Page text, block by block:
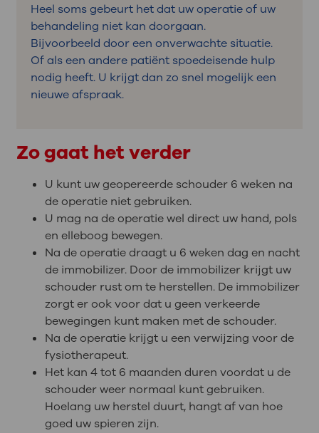
Heel soms gebeurt het dat uw operatie of uw
behandeling niet kan doorgaan.
Bijvoorbeeld door een onverwachte situatie.
Of als een andere patiënt spoedeisende hulp
nodig heeft. U krijgt dan zo snel mogelijk een
nieuwe afspraak.
Zo gaat het verder
U kunt uw geopereerde schouder 6 weken na
de operatie niet gebruiken.
U mag na de operatie wel direct uw hand, pols
en elleboog bewegen.
Na de operatie draagt u 6 weken dag en nacht
de immobilizer. Door de immobilizer krijgt uw
schouder rust om te herstellen. De immobilizer
zorgt er ook voor dat u geen verkeerde
bewegingen kunt maken met de schouder.
Na de operatie krijgt u een verwijzing voor de
fysiotherapeut.
Het kan 4 tot 6 maanden duren voordat u de
schouder weer normaal kunt gebruiken.
Hoelang uw herstel duurt, hangt af van hoe
goed uw spieren zijn.